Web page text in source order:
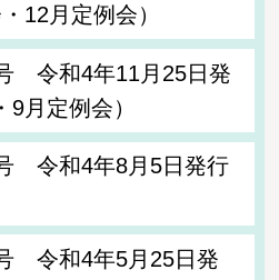
12月定例会）
令和4年11月25日発
月定例会）
令和4年8月5日発行
令和4年5月25日発